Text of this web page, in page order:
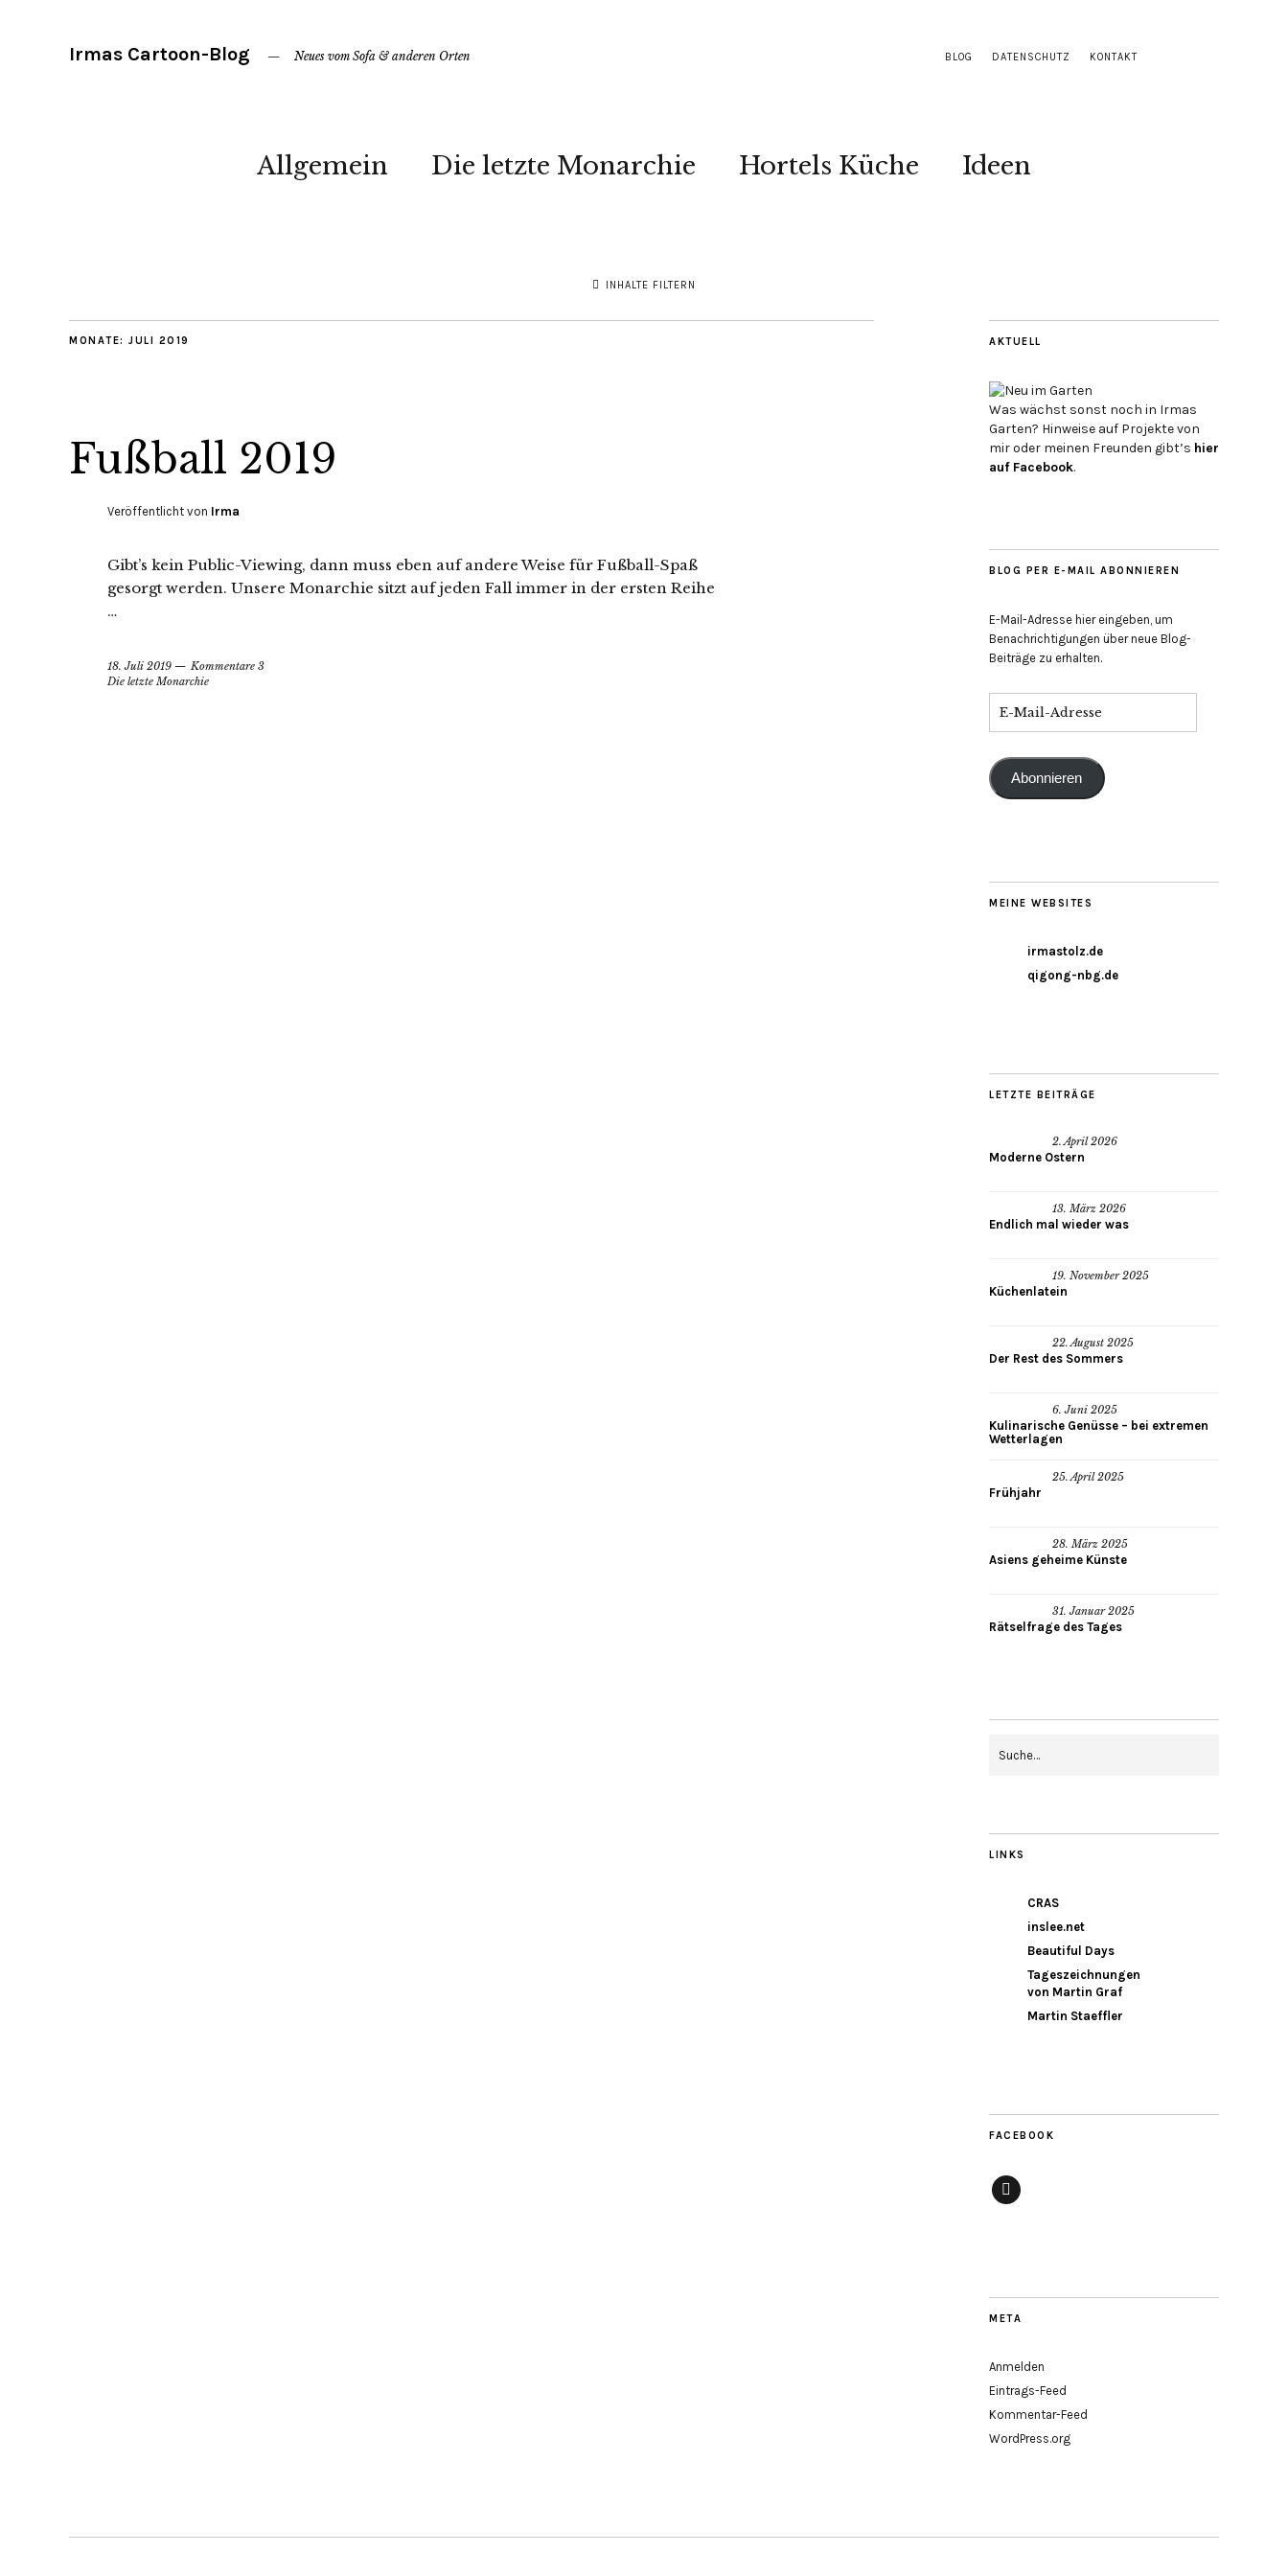
BLOG DATENSCHUTZ KONTAKT
Irmas Cartoon-Blog Neues vom Sofa & anderen Orten
Allgemein Die letzte Monarchie Hortels Küche Ideen
INHALTE FILTERN
MONATE: JULI 2019
Fußball 2019
Veröffentlicht von Irma
Gibt’s kein Public-Viewing, dann muss eben auf andere Weise für Fußball-Spaß
gesorgt werden. Unsere Monarchie sitzt auf jeden Fall immer in der ersten Reihe
…
18. Juli 2019
Kommentare 3
Die letzte Monarchie
AKTUELL
Was wächst sonst noch in Irmas
Garten? Hinweise auf Projekte von
mir oder meinen Freunden gibt’s hier
auf Face­book.
BLOG PER E-MAIL ABONNIEREN
E-Mail-Adresse hier eingeben, um
Benachrichtigungen über neue Blog-
Beiträge zu erhalten.
Abonnieren
MEINE WEBSITES
irmastolz.de
qigong-nbg.de
LETZTE BEITRÄGE
2. April 2026
Moderne Ostern
13. März 2026
Endlich mal wieder was
19. November 2025
Küchenlatein
22. August 2025
Der Rest des Sommers
6. Juni 2025
Kulinarische Genüsse – bei extremen
Wetterlagen
25. April 2025
Frühjahr
28. März 2025
Asiens geheime Künste
31. Januar 2025
Rätselfrage des Tages
LINKS
CRAS
inslee.net
Beautiful Days
Tageszeichnungen
von Martin Graf
Martin Staeffler
FACEBOOK
META
Anmelden
Eintrags-Feed
Kommentar-Feed
WordPress.org